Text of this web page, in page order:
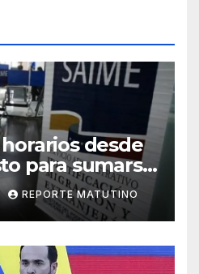
desde
para sumarse
REPORTE MATUTINO